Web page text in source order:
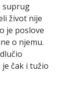
suprug
život nije
je poslove
o njemu.
čak i tužio